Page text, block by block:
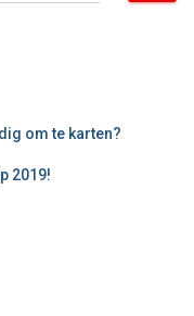
om te karten?
2019!